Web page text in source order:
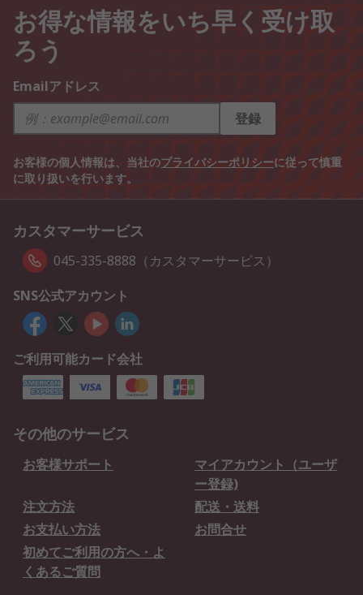
お得な情報をいち早く受け取
ろう
Emailアドレス
登録
お客様の個人情報は、当社のプライバシーポリシーに従って慎重
に取り扱いを行います。
カスタマーサービス
045-335-8888（カスタマーサービス）
SNS公式アカウント
ご利用可能カード会社
その他のサービス
お客様サポート
マイアカウント（ユーザ
ー登録)
注文方法
配送・送料
お支払い方法
お問合せ
初めてご利用の方へ・よ
くあるご質問